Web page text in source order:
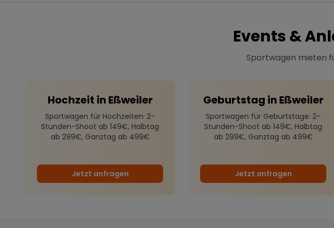
Events &
Sportwagen mieten
Hochzeit in Eßweiler
Sportwagen für Hochzeiten: 2-
Stunden-Shoot ab 149€, Halbtag
ab 299€, Ganztag ab 499€
Jetzt anfragen
Geburtstag in Eßweiler
Sportwagen für Geburtstage: 2-
Stunden-Shoot ab 149€, Halbtag
ab 299€, Ganztag ab 499€
Jetzt anfragen